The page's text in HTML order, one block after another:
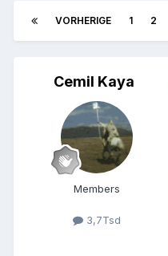
VORHERIGE 1 2
Cemil Kaya
Members
3,7Tsd